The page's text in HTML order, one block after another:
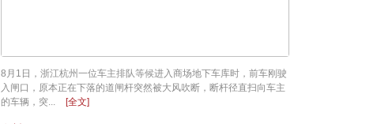
8月1日，浙江杭州一位车主排队等候进入商场地下车库时，前车刚驶
入闸口，原本正在下落的道闸杆突然被大风吹断，断杆径直扫向车主
的车辆，突...
[全文]